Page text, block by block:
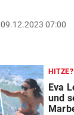
09.12.2023 07:00
Eva
und